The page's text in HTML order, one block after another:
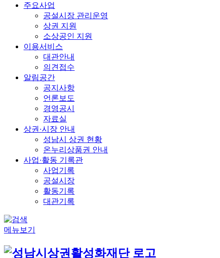
주요사업
공설시장 관리운영
상권 지원
소상공인 지원
이용서비스
대관안내
의견접수
알림공간
공지사항
언론보도
경영공시
자료실
상권·시장 안내
성남시 상권 현황
온누리상품권 안내
사업·활동 기록관
사업기록
공설시장
활동기록
대관기록
메뉴보기